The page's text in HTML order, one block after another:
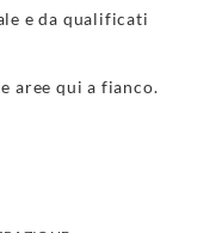
e da qualificati
aree qui a fianco.